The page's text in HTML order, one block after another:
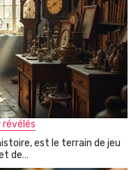
révélés
est le terrain de jeu
de…